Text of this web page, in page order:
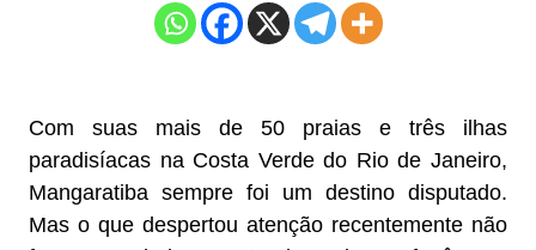
Com suas mais de 50 praias e três ilhas
paradisíacas na Costa Verde do Rio de Janeiro,
Mangaratiba sempre foi um destino disputado.
Mas o que despertou atenção recentemente não